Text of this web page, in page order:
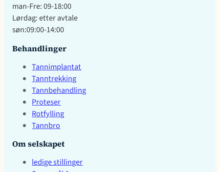
man-Fre: 09-18:00
Lørdag: etter avtale
søn:09:00-14:00
Behandlinger
Tannimplantat
Tanntrekking
Tannbehandling
Proteser
Rotfylling
Tannbro
Om selskapet
ledige stillinger